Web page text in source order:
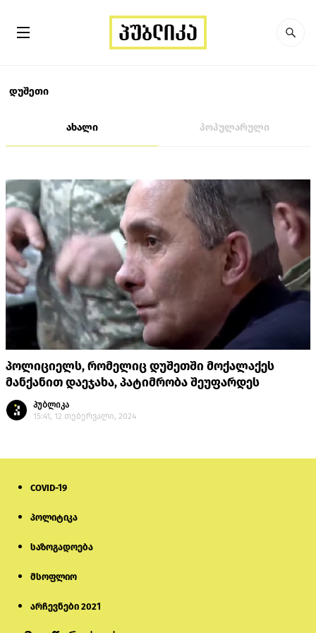
დუშეთი
ახალი პოპულარული
პოლიციელს, რომელიც დუშეთში მოქალაქეს
მანქანით დაეჯახა, პატიმრობა შეუფარდეს
პუბლიკა
15:41, 12 თებერვალი, 2024
COVID-19
პოლიტიკა
საზოგადოება
მსოფლიო
არჩევნები 2021